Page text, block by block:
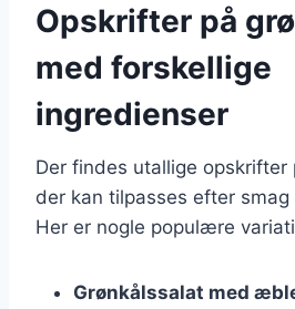
Opskrifter på
med forskellige
ingredienser
Der findes utallige opskrifter
der kan tilpasses efter
Her er nogle populære
Grønkålssalat med